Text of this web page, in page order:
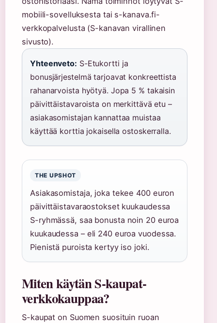
mobiili-sovelluksesta tai s-kanava.fi-
verkkopalvelusta (S-kanavan virallinen
sivusto).
Yhteenveto: S-Etukortti ja
bonusjärjestelmä tarjoavat konkreettista
rahanarvoista hyötyä. Jopa 5 % takaisin
päivittäistavaroista on merkittävä etu –
asiakasomistajan kannattaa muistaa
käyttää korttia jokaisella ostoskerralla.
THE UPSHOT
Asiakasomistaja, joka tekee 400 euron
päivittäistavaraostokset kuukaudessa
S-ryhmässä, saa bonusta noin 20 euroa
kuukaudessa – eli 240 euroa vuodessa.
Pienistä puroista kertyy iso joki.
Miten käytän S-kaupat-
verkkokauppaa?
S-kaupat on Suomen suosituin ruoan